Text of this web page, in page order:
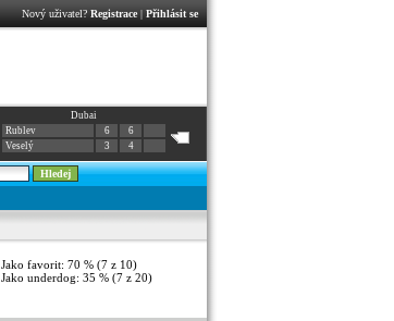
Nový uživatel? Registrace| Přihlásit se
Dubai
Rublev
6
6
Veselý
3 4
Jako favorit: 70 % (7 z 10)
Jako underdog: 35 % (7 z 20)